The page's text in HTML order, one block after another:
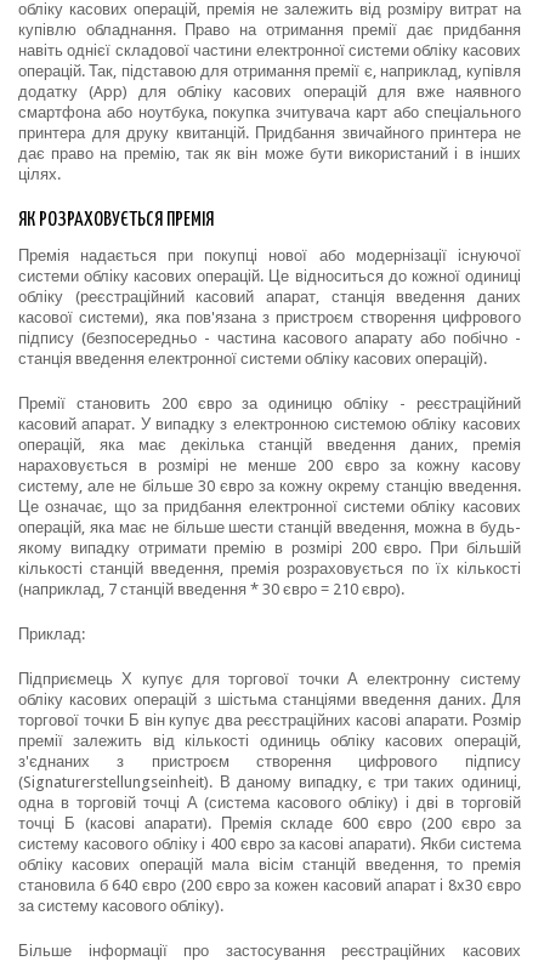
обліку касових операцій, премія не залежить від розміру витрат на
купівлю обладнання. Право на отримання премії дає придбання
навіть однієї складової частини електронної системи обліку касових
операцій. Так, підставою для отримання премії є, наприклад, купівля
додатку (App) для обліку касових операцій для вже наявного
смартфона або ноутбука, покупка зчитувача карт або спеціального
принтера для друку квитанцій. Придбання звичайного принтера не
дає право на премію, так як він може бути використаний і в інших
цілях.
ЯК РОЗРАХОВУЄТЬСЯ ПРЕМІЯ
Премія надається при покупці нової або модернізації існуючої
системи обліку касових операцій. Це відноситься до кожної одиниці
обліку (реєстраційний касовий апарат, станція введення даних
касової системи), яка пов'язана з пристроєм створення цифрового
підпису (безпосередньо - частина касового апарату або побічно -
станція введення електронної системи обліку касових операцій).
Премії становить 200 євро за одиницю обліку - реєстраційний
касовий апарат. У випадку з електронною системою обліку касових
операцій, яка має декілька станцій введення даних, премія
нараховується в розмірі не менше 200 євро за кожну касову
систему, але не більше 30 євро за кожну окрему станцію введення.
Це означає, що за придбання електронної системи обліку касових
операцій, яка має не більше шести станцій введення, можна в будь-
якому випадку отримати премію в розмірі 200 євро. При більшій
кількості станцій введення, премія розраховується по їх кількості
(наприклад, 7 станцій введення * 30 євро = 210 євро).
Приклад:
Підприємець Х купує для торгової точки А електронну систему
обліку касових операцій з шістьма станціями введення даних. Для
торгової точки Б він купує два реєстраційних касові апарати. Розмір
премії залежить від кількості одиниць обліку касових операцій,
з'єднаних з пристроєм створення цифрового підпису
(Signaturerstellungseinheit). В даному випадку, є три таких одиниці,
одна в торговій точці А (система касового обліку) і дві в торговій
точці Б (касові апарати). Премія складе 600 євро (200 євро за
систему касового обліку і 400 євро за касові апарати). Якби система
обліку касових операцій мала вісім станцій введення, то премія
становила б 640 євро (200 євро за кожен касовий апарат і 8x30 євро
за систему касового обліку).
Більше інформації про застосування реєстраційних касових